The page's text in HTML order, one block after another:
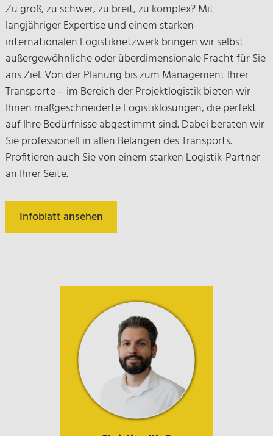
Zu groß, zu schwer, zu breit, zu komplex? Mit
langjähriger Expertise und einem starken
internationalen Logistiknetzwerk bringen wir selbst
außergewöhnliche oder überdimensionale Fracht für Sie
ans Ziel. Von der Planung bis zum Management Ihrer
Transporte – im Bereich der Projektlogistik bieten wir
Ihnen maßgeschneiderte Logistiklösungen, die perfekt
auf Ihre Bedürfnisse abgestimmt sind. Dabei beraten wir
Sie professionell in allen Belangen des Transports.
Profitieren auch Sie von einem starken Logistik-Partner
an Ihrer Seite.
Infoblatt ansehen